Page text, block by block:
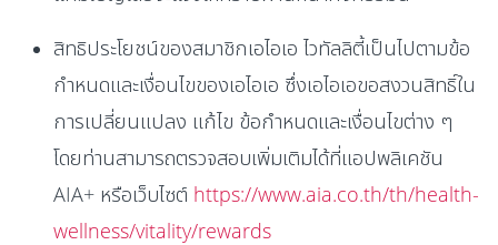
สิทธิประโยชน์ของสมาชิกเอไอเอ ไวทัลลิตี้เป็นไปตามข้อ
กำหนดและเงื่อนไขของเอไอเอ ซึ่งเอไอเอขอสงวนสิทธิ์ใน
การเปลี่ยนแปลง แก้ไข ข้อกำหนดและเงื่อนไขต่าง ๆ
โดยท่านสามารถตรวจสอบเพิ่มเติมได้ที่แอปพลิเคชัน
AIA+ หรือเว็บไซต์ https://www.aia.co.th/th/health-
wellness/vitality/rewards